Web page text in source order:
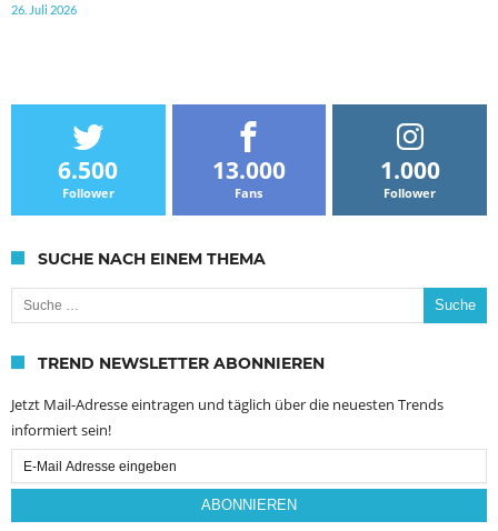
26. Juli 2026
6.500
Follower
13.000
Fans
1.000
Follower
SUCHE NACH EINEM THEMA
Suche nach:
TREND NEWSLETTER ABONNIEREN
Jetzt Mail-Adresse eintragen und täglich über die neuesten Trends
informiert sein!
Email
Subscription
ABONNIEREN